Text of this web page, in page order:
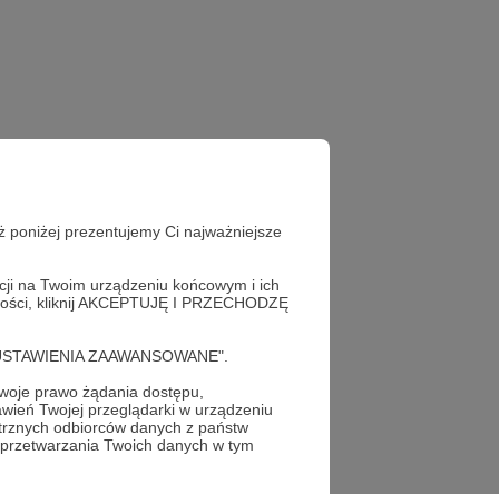
poniżej prezentujemy Ci najważniejsze
na Twoim urządzeniu końcowym i ich
kliknij AKCEPTUJĘ I PRZECHODZĘ
ZAAWANSOWANE".
prawo żądania dostępu,
Twojej przeglądarki w urządzeniu
odbiorców danych z państw
Twoich danych w tym
profil autora